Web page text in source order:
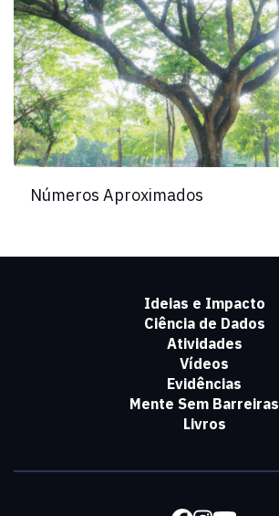
Números Aproximados
Ideias e Impacto
Ciência de Dados
Atividades
Vídeos
Evidências
Mente Sem Barreiras
Livros